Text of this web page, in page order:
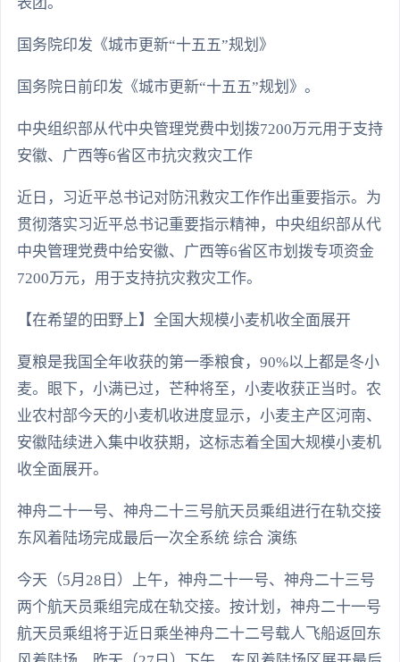
国务院印发《城市更新“十五五”规划》
国务院日前印发《城市更新“十五五”规划》。
中央组织部从代中央管理党费中划拨7200万元用于支持
安徽、广西等6省区市抗灾救灾工作
近日，习近平总书记对防汛救灾工作作出重要指示。为
贯彻落实习近平总书记重要指示精神，中央组织部从代
中央管理党费中给安徽、广西等6省区市划拨专项资金
7200万元，用于支持抗灾救灾工作。
【在希望的田野上】全国大规模小麦机收全面展开
夏粮是我国全年收获的第一季粮食，90%以上都是冬小
麦。眼下，小满已过，芒种将至，小麦收获正当时。农
业农村部今天的小麦机收进度显示，小麦主产区河南、
安徽陆续进入集中收获期，这标志着全国大规模小麦机
收全面展开。
神舟二十一号、神舟二十三号航天员乘组进行在轨交接
东风着陆场完成最后一次全系统 综合 演练
今天（5月28日）上午，神舟二十一号、神舟二十三号
两个航天员乘组完成在轨交接。按计划，神舟二十一号
航天员乘组将于近日乘坐神舟二十二号载人飞船返回东